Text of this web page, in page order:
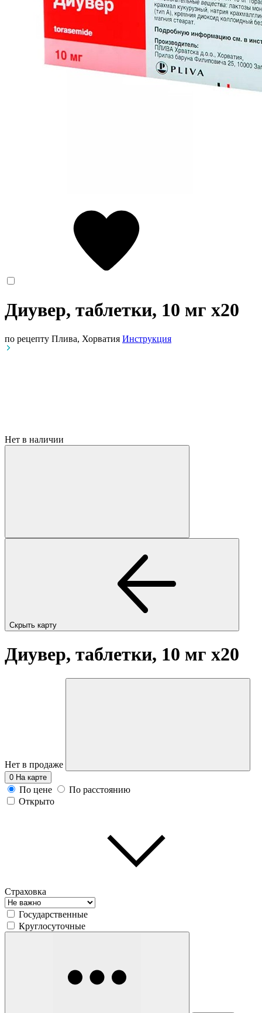
Диувер, таблетки, 10 мг x20
по рецепту Плива, Хорватия Инструкция
Нет в наличии
Скрыть карту
Диувер, таблетки, 10 мг x20
Нет в продаже
0 На карте
По цене
По расстоянию
Открыто
Страховка
Государственные
Круглосуточные